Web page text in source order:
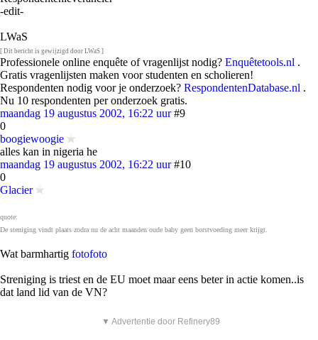
-edit-
LWaS
[ Dit bericht is gewijzigd door LWaS ]
Professionele online enquête of vragenlijst nodig? Enquêtetools.nl .
Gratis vragenlijsten maken voor studenten en scholieren!
Respondenten nodig voor je onderzoek? RespondentenDatabase.nl .
Nu 10 respondenten per onderzoek gratis.
maandag 19 augustus 2002, 16:22 uur #9
0
boogiewoogie
alles kan in nigeria he
maandag 19 augustus 2002, 16:22 uur #10
0
Glacier
quote:
De steniging vindt plaats zodra nu de acht maanden oude baby geen borstvoeding meer krijgt.
Wat barmhartig fotofoto
Streniging is triest en de EU moet maar eens beter in actie komen..is
dat land lid van de VN?
▼ Advertentie door Refinery89